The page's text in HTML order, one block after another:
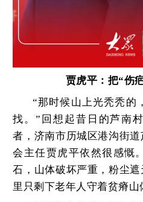
贾虎平：把“伤
“那时候山上光秃秃的
找。”回想起昔日的芦南
者，济南市历城区港沟街
会主任贾虎平依然很感慨
石，山体破坏严重，粉尘
里只剩下老年人守着贫瘠山